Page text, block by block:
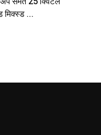
मिक्स्ड ...